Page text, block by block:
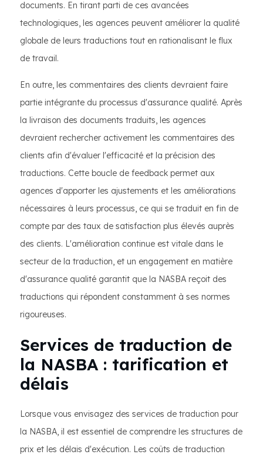
documents. En tirant parti de ces avancées
technologiques, les agences peuvent améliorer la qualité
globale de leurs traductions tout en rationalisant le flux
de travail.
En outre, les commentaires des clients devraient faire
partie intégrante du processus d'assurance qualité. Après
la livraison des documents traduits, les agences
devraient rechercher activement les commentaires des
clients afin d'évaluer l'efficacité et la précision des
traductions. Cette boucle de feedback permet aux
agences d'apporter les ajustements et les améliorations
nécessaires à leurs processus, ce qui se traduit en fin de
compte par des taux de satisfaction plus élevés auprès
des clients. L'amélioration continue est vitale dans le
secteur de la traduction, et un engagement en matière
d'assurance qualité garantit que la NASBA reçoit des
traductions qui répondent constamment à ses normes
rigoureuses.
Services de traduction de
la NASBA : tarification et
délais
Lorsque vous envisagez des services de traduction pour
la NASBA, il est essentiel de comprendre les structures de
prix et les délais d'exécution. Les coûts de traduction